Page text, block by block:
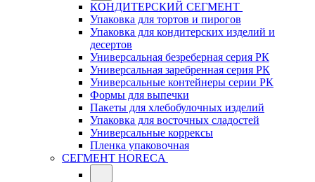
КОНДИТЕРСКИЙ СЕГМЕНТ
Упаковка для тортов и пирогов
Упаковка для кондитерских изделий и
десертов
Универсальная безреберная серия РК
Универсальная заребренная серия РК
Универсальные контейнеры серии РК
Формы для выпечки
Пакеты для хлебобулочных изделий
Упаковка для восточных сладостей
Универсальные коррексы
Пленка упаковочная
СЕГМЕНТ HORECA